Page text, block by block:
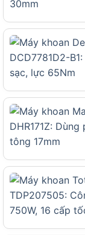
dụng
Kích thước
đầu kẹp
Tốc độ không
tải (Eco)
Tốc độ không
tải (Turbo)
(Nhịp búa)
Lực siết tối đa
(Momen
xoắn)
Chức năng